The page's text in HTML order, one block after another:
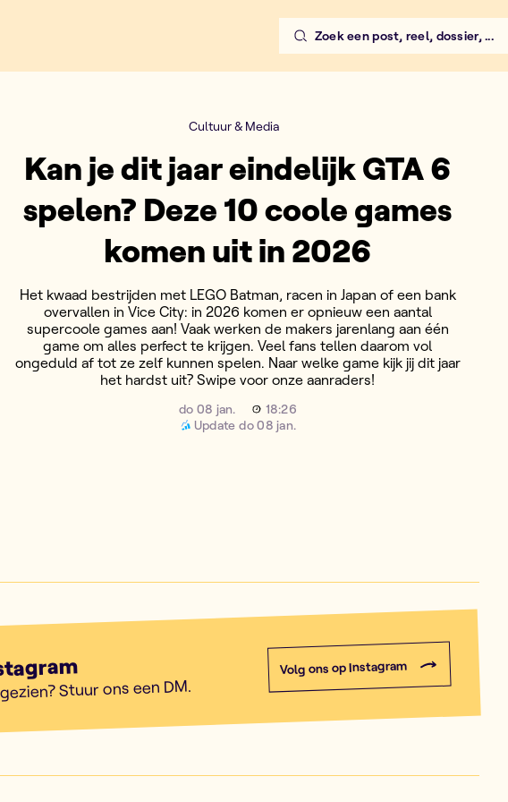
Zoek een post, reel, dossier, ...
Cultuur & Media
Kan je dit jaar eindelijk GTA 6
spelen? Deze 10 coole games
komen uit in 2026
Het kwaad bestrijden met LEGO Batman, racen in Japan of een bank
overvallen in Vice City: in 2026 komen er opnieuw een aantal
supercoole games aan! Vaak werken de makers jarenlang aan één
game om alles perfect te krijgen. Veel fans tellen daarom vol
ongeduld af tot ze zelf kunnen spelen. Naar welke game kijk jij dit jaar
het hardst uit? Swipe voor onze aanraders!
do 08 jan.
18:26
Update do 08 jan.
Stuur ons een DM.
Volg ons op Instagram